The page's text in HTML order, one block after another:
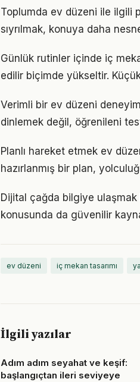
Toplumda ev düzeni ile ilgili
sıyrılmak, konuya daha
Günlük rutinler içinde iç
edilir biçimde yükseltir.
Verimli bir ev düzeni
dinlemek değil, öğrenileni
Planlı hareket etmek ev
hazırlanmış bir plan,
Dijital çağda bilgiye ulaşmak
konusunda da güvenilir
ev düzeni iç mekan tasarımı
İlgili yazılar
Adım adım seyahat ve keşif:
başlangıçtan ileri seviyeye